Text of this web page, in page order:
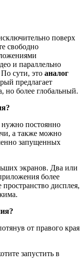
поверх
свободно
и параллельно
сути, это аналог
предлагает
но более глобальный.
постоянно
а также можно
запущенных
экранов. Два или
более
дисплея,
от правого края
запустить в